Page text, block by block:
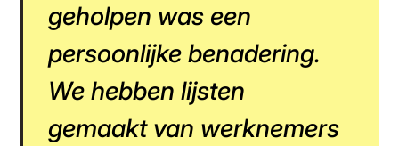
geholpen was een
persoonlijke benadering.
We hebben lijsten
gemaakt van werknemers